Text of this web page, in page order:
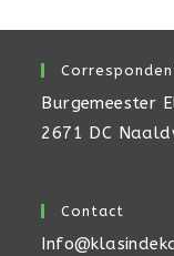
Burgemeester
2671 DC
Contact